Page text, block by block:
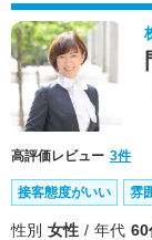
高評価レビュー 3件
接客態度がいい 雰
性別 女性 年代 60